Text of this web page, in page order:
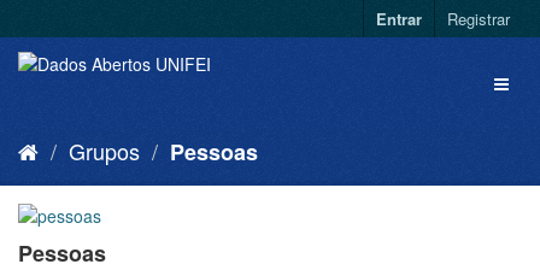
Entrar Registrar
Grupos Pessoas
Pessoas